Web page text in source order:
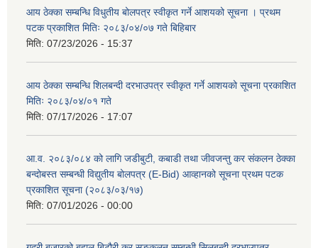
आय ठेक्का सम्बन्धि विधुतीय बोलपत्र स्वीकृत गर्ने आशयको सूचना । प्रथम
पटक प्रकाशित मितिः २०८३/०४/०७ गते बिहिबार
मिति: 07/23/2026 - 15:37
आय ठेक्का सम्बन्धि शिलबन्दी दरभाउपत्र स्वीकृत गर्ने आशयको सूचना प्रकाशित
मितिः २०८३/०४/०१ गते
मिति: 07/17/2026 - 17:07
आ.व. २०८३/०८४ को लागि जडीबुटी, कबाडी तथा जीवजन्तु कर संकलन ठेक्का
बन्दोबस्त सम्बन्धी विद्युतीय बोलपत्र (E-Bid) आव्हानको सूचना प्रथम पटक
प्रकाशित सूचना (२०८३/०३/१७)
मिति: 07/01/2026 - 00:00